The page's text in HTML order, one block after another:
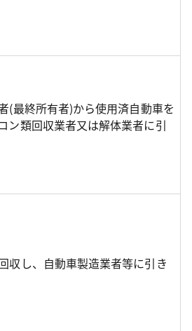
(最終所有者)から使用済自動車を
ン類回収業者又は解体業者に引
収し、自動車製造業者等に引き